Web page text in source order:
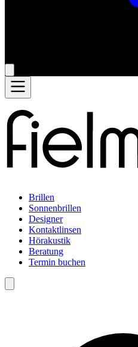
Brillen
Sonnenbrillen
Designer
Kontaktlinsen
Hörakustik
Beratung
Termin buchen